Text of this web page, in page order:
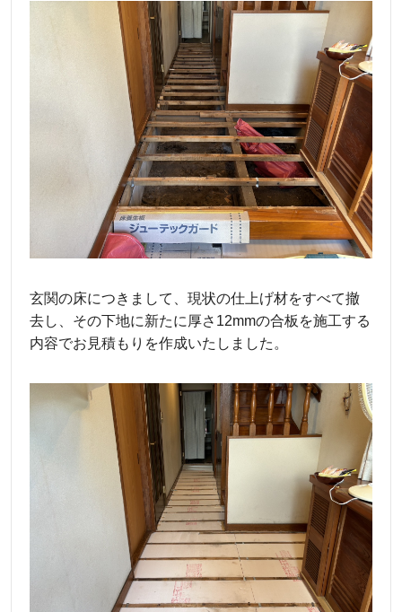
玄関の床につきまして、現状の仕上げ材をすべて撤
去し、その下地に新たに厚さ12mmの合板を施工する
内容でお見積もりを作成いたしました。